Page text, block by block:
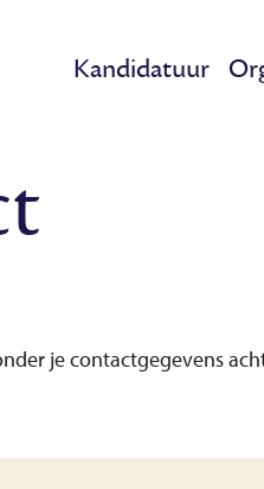
Kandidatuur
je contactgegevens